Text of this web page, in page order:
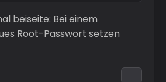
beiseite: Bei einem
Root-Passwort setzen